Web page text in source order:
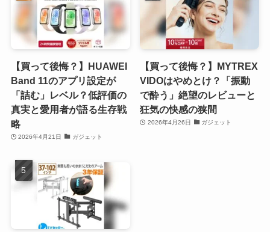
【買って後悔？】HUAWEI
Band 11のアプリ設定が
「詰む」レベル？低評価の
真実と愛用者が語る生存戦
略
2026年4月21日 ガジェット
【買って後悔？】MYTREX
VIDOはやめとけ？「振動
で酔う」絶望のレビューと
狂気の快感の狭間
2026年4月26日 ガジェット